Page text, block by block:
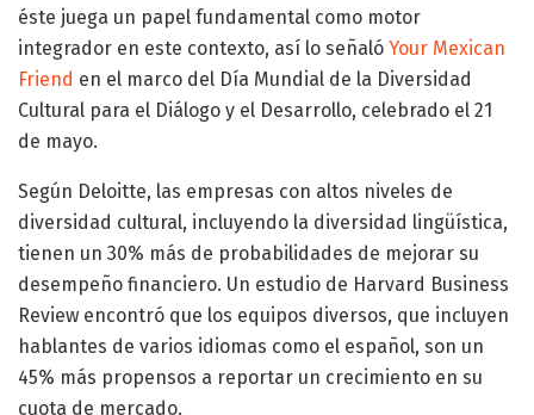
éste juega un papel fundamental como motor
integrador en este contexto, así lo señaló Your Mexican
Friend en el marco del Día Mundial de la Diversidad
Cultural para el Diálogo y el Desarrollo, celebrado el 21
de mayo.
Según Deloitte, las empresas con altos niveles de
diversidad cultural, incluyendo la diversidad lingüística,
tienen un 30% más de probabilidades de mejorar su
desempeño financiero. Un estudio de Harvard Business
Review encontró que los equipos diversos, que incluyen
hablantes de varios idiomas como el español, son un
45% más propensos a reportar un crecimiento en su
cuota de mercado.